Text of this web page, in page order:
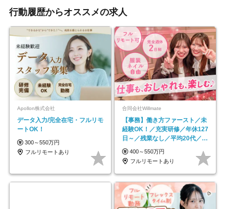
行動履歴からオススメの求人
Apollon株式会社
データ入力/完全在宅・フルリモ
ートOK！
300～550万円
フルリモートあり
合同会社Willmate
【事務】働き方ファースト／未
経験OK！／充実研修／年休127
日～／残業なし／平均20代／リ
モートOK
400～550万円
フルリモートあり